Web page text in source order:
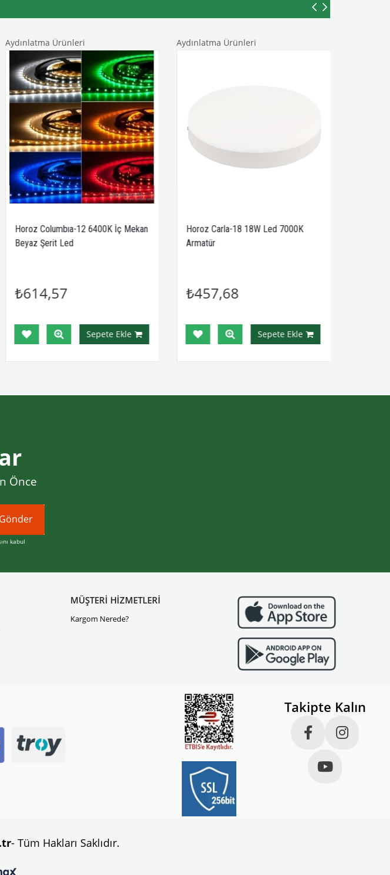
Aydınlatma Ürünleri
Horoz Columbıa-12 6400K İç Mekan
Beyaz Şerit Led
₺614,57
Sepete Ekle
Aydınlatma Ürünleri
Horoz Carla-18 18W Led 7000K
Armatür
₺457,68
Sepete Ekle
Önce
Gönder
kabul
MÜŞTERİ HİZMETLERİ
Kargom Nerede?
Takipte Kalın
- Tüm Hakları Saklıdır.